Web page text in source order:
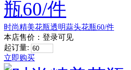
时尚精美花瓶透明蒜头花瓶60/件
本店售价： 登录可见
起订量:
立即购买